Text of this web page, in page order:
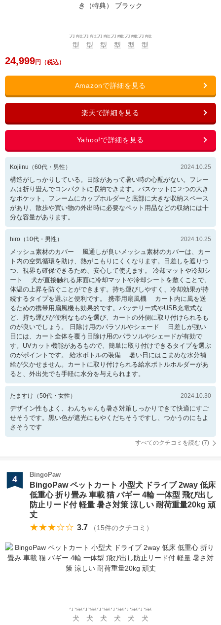
24,999
Kojiinu （60代・ 男性 ） 2024.10.25
構造がしっかりしている。日除があって暑い時の心配がない。フレー
ムは折り畳んでコンパクトに収納できます。バスケットに２つの大き
なポケット、フレームにカップホルダーと底部に大きな収納スペース
があり、散歩や買い物の外出時に必要なペット用品などの収納には十
分な容量があります。
hiro （ 10代・ 男性 ） 2024.10.25
メッシュ素材のカバー 風通しが良いメッシュ素材のカバーは、カー
ト内の空気循環を助け、熱がこもりにくくなります。日差しを遮りつ
つ、視界も確保できるため、安心して使えます。 冷却マットや冷却シ
ート 犬が直接触れる床面に冷却マットや冷却シートを敷くことで、
体温の上昇を防ぐことができます。持ち運びしやすく、冷却効果が持
続するタイプを選ぶと便利です。 携帯用扇風機 カート内に風を送
るための携帯用扇風機も効果的です。バッテリー式やUSB充電式な
ど、持ち運びが便利なものを選び、カートの外側に取り付けられるも
のが良いでしょう。 日除け用のパラソルやシェード 日差しが強い
日には、カート全体を覆う日除け用のパラソルやシェードが有効で
す。UVカット機能があるもので、簡単に取り付けできるタイプを選ぶ
のがポイントです。 給水ボトルの装備 暑い日にはこまめな水分補
給が欠かせません。カートに取り付けられる給水ボトルホルダーがあ
ると、外出先でも手軽に水分を与えられます。
たますけ （50代・ 女性 ） 2024.10.30
デザイン性もよく、わんちゃんも暑さ対策しっかりできて快適にすご
せそうです。黒い色が遮光にもやくだちそうですし、つかうのにもよ
さそうです
すべてのクチコミを読む (7)
4 BingoPaw
BingoPaw ペットカート 小型犬 ドライブ 2way 低床
低重心 折り畳み 車載 猫 バギー 4輪 一体型 飛び出し
防止リード付 軽量 暑さ対策 涼しい 耐荷重量20kg 頑
丈
★★★☆☆ 3.7 （15件のクチコミ）